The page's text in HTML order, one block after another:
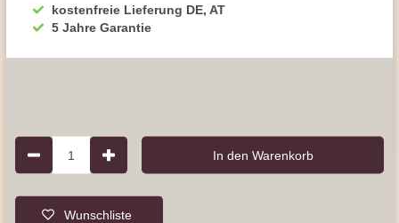
kostenfreie Lieferung DE, AT
5 Jahre Garantie
1 In den Warenkorb
Wunschliste